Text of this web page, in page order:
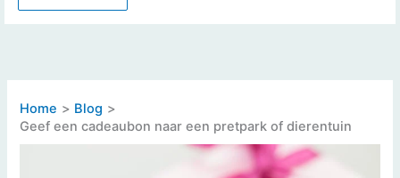
e
Home
Blog
Geef een cadeaubon naar een pretpark of dierentuin